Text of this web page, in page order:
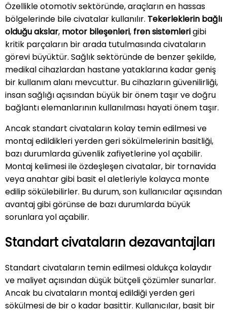
Özellikle otomotiv sektöründe, araçların en hassas
bölgelerinde bile civatalar kullanılır. Tekerleklerin bağlı
olduğu akslar, motor bileşenleri, fren sistemlerigibi
kritik parçaların bir arada tutulmasında civataların
görevi büyüktür. Sağlık sektöründe de benzer şekilde,
medikal cihazlardan hastane yataklarına kadar geniş
bir kullanım alanı mevcuttur. Bu cihazların güvenilirliği,
insan sağlığı açısından büyük bir önem taşır ve doğru
bağlantı elemanlarının kullanılması hayati önem taşır.
Ancak standart civataların kolay temin edilmesi ve
montaj edildikleri yerden geri sökülmelerinin basitliği,
bazı durumlarda güvenlik zafiyetlerine yol açabilir.
Montaj kelimesi ile özdeşleşen civatalar, bir tornavida
veya anahtar gibi basit el aletleriyle kolayca monte
edilip sökülebilirler. Bu durum, son kullanıcılar açısından
avantaj gibi görünse de bazı durumlarda büyük
sorunlara yol açabilir.
Standart civataların dezavantajları
Standart civataların temin edilmesi oldukça kolaydır
ve maliyet açısından düşük bütçeli çözümler sunarlar.
Ancak bu civataların montaj edildiği yerden geri
sökülmesi de bir o kadar basittir. Kullanıcılar, basit bir